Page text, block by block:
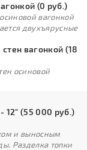
(0 руб.)
вагонкой
двухъярусные
вагонкой (18
осиновой
12" (55 000 руб.)
и выносным
Разделка топки